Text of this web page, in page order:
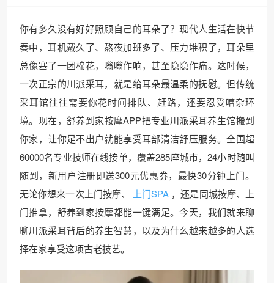
你有多久没有好好照顾自己的耳朵了？现代人生活在快节
奏中，耳机戴久了、熬夜加班多了、压力堆积了，耳朵里
总像塞了一团棉花，嗡嗡作响，甚至隐隐作痛。这时候，
一次正宗的川派采耳，就是给耳朵最温柔的抚慰。但传统
采耳馆往往需要你花时间排队、赶路，还要忍受嘈杂环
境。现在，舒养到家按摩APP把专业川派采耳养生馆搬到
你家，让你足不出户就能享受耳部清洁舒压服务。全国超
60000名专业技师在线接单，覆盖285座城市，24小时随叫
随到，新用户注册即送300元优惠券，最快30分钟上门。
无论你想来一次上门按摩、
上门SPA ，还是同城按摩、上
门推拿，舒养到家按摩都能一键满足。今天，我们就来聊
聊川派采耳背后的养生智慧，以及为什么越来越多的人选
择在家享受这项古老技艺。